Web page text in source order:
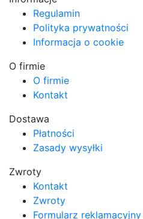
Regulamin
Polityka prywatności
Informacja o cookie
O firmie
O firmie
Kontakt
Dostawa
Płatności
Zasady wysyłki
Zwroty
Kontakt
Zwroty
Formularz reklamacyjny